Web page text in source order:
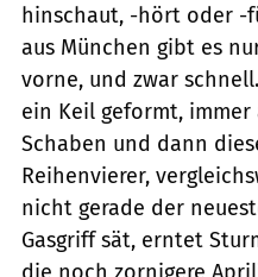
hinschaut, -hört oder -
aus München gibt es
vorne, und zwar
ein Keil geformt,
Schaben und dann
Reihenvierer,
nicht gerade der
Gasgriff sät, erntet